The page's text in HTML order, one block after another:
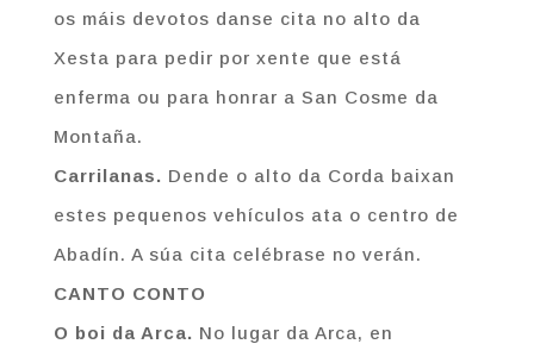
os máis devotos danse cita no alto da
Xesta para pedir por xente que está
enferma ou para honrar a San Cosme da
Montaña.
Carrilanas. Dende o alto da Corda baixan
estes pequenos vehículos ata o centro de
Abadín. A súa cita celébrase no verán.
CANTO CONTO
O boi da Arca. No lugar da Arca, en